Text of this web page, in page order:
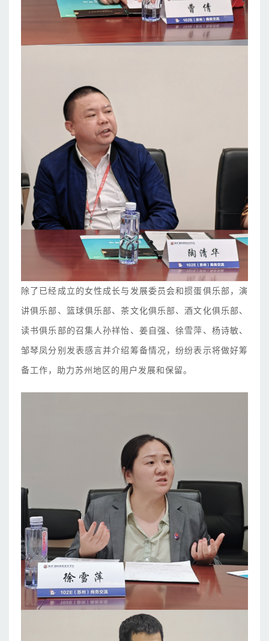
除了已经成立的女性成长与发展委员会和掼蛋俱乐部，演
讲俱乐部、篮球俱乐部、茶文化俱乐部、酒文化俱乐部、
读书俱乐部的召集人孙祥怡、姜自强、徐雪萍、杨诗敏、
邹琴凤分别发表感言并介绍筹备情况，纷纷表示将做好筹
备工作，助力苏州地区的用户发展和保留。